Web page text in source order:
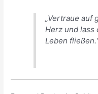
„Vertraue auf
Herz und lass
Leben